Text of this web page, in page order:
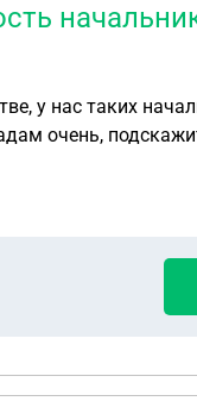
у нас таких
очень,